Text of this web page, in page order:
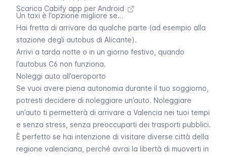
Scarica Cabify app per Android
Un taxi è l’opzione migliore se…
Hai fretta di arrivare da qualche parte (ad esempio alla
stazione degli autobus di Alicante).
Arrivi a tarda notte o in un giorno festivo, quando
l’autobus C6 non funziona.
Noleggi auto all’aeroporto
Se vuoi avere piena autonomia durante il tuo soggiorno,
potresti decidere di noleggiare un’auto. Noleggiare
un’auto ti permetterà di arrivare a Valencia nei tuoi tempi
e senza stress, senza preoccuparti dei trasporti pubblici.
È perfetto se hai intenzione di visitare diverse città della
regione valenciana, perché avrai la libertà di muoverti in